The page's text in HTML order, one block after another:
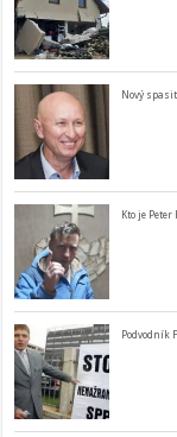
Nový
Kto je
Podvodník